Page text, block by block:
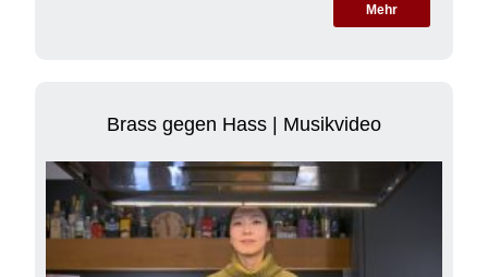
Mehr
Brass gegen Hass | Musikvideo